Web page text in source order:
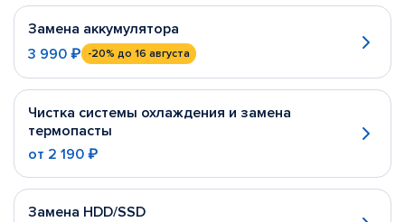
Замена аккумулятора
3 990 ₽ -20% до 16 августа
Чистка системы охлаждения и замена
термопасты
от 2 190 ₽
Замена HDD/SSD